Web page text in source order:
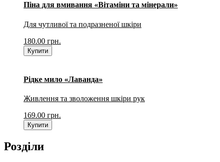
Піна для вмивання «Вітаміни та мінерали»
Для чутливої та подразненої шкіри
180.00 грн.
Купити
Рідке мило «Лаванда»
Живлення та зволоження шкіри рук
169.00 грн.
Купити
Розділи